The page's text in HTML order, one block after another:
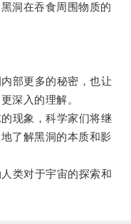
洞在吞食周围物质的
部更多的秘密，也让
深入的理解。
现象，科学家们将继
了解黑洞的本质和影
类对于宇宙的探索和